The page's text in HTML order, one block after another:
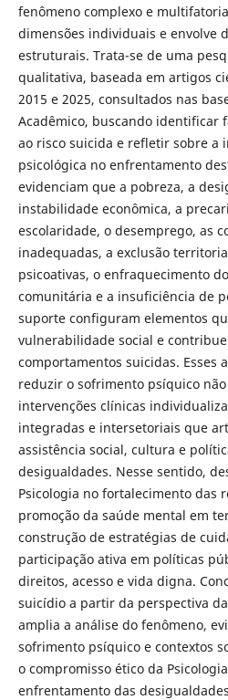
fenômeno complexo e
dimensões individuais e envolve
estruturais. Trata-se de uma
qualitativa, baseada em artigos
2015 e 2025, consultados nas
Acadêmico, buscando identificar
ao risco suicida e refletir sobre a
psicológica no enfrentamento
evidenciam que a pobreza, a
instabilidade econômica, a
escolaridade, o desemprego, as
inadequadas, a exclusão
psicoativas, o enfraquecimento
comunitária e a insuficiência de
suporte configuram elementos
vulnerabilidade social e
comportamentos suicidas. Esses
reduzir o sofrimento psíquico
intervenções clínicas
integradas e intersetoriais que
assistência social, cultura e
desigualdades. Nesse sentido,
Psicologia no fortalecimento das
promoção da saúde mental em
construção de estratégias de
participação ativa em políticas
direitos, acesso e vida digna.
suicídio a partir da perspectiva
amplia a análise do fenômeno,
sofrimento psíquico e contextos
o compromisso ético da
enfrentamento das